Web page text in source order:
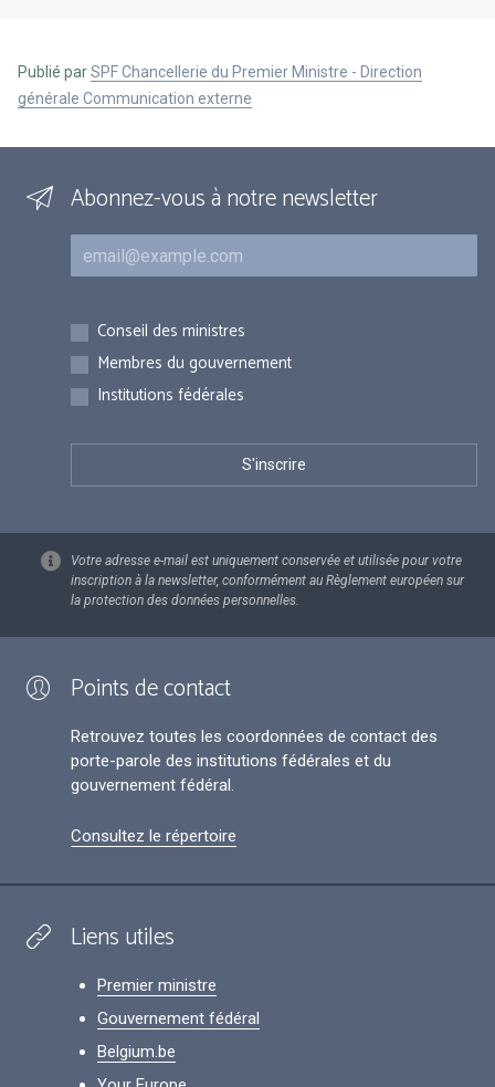
Publié parSPF Chancellerie du Premier Ministre - Direction
générale Communication externe
Abonnez-vous à notre newsletter
Courriel
Inscriptions
Conseil des ministres
Membres du gouvernement
Institutions fédérales
Votre adresse e-mail est uniquement conservée et utilisée pour votre
inscription à la newsletter, conformément au Règlement européen sur
la protection des données personnelles.
Points de contact
Retrouvez toutes les coordonnées de contact des
porte-parole des institutions fédérales et du
gouvernement fédéral.
Consultez le répertoire
Liens utiles
Premier ministre
Gouvernement fédéral
Belgium.be